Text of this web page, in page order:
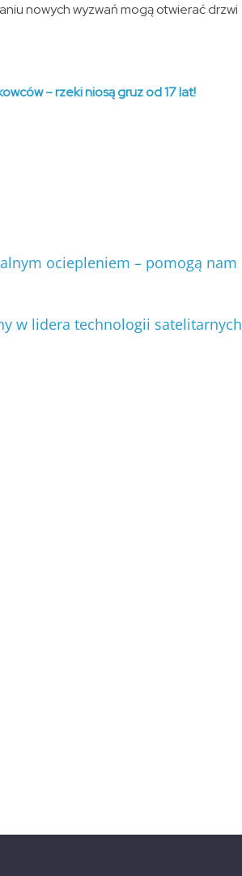
nowych wyzwań mogą otwierać drzwi
– rzeki niosą gruz od 17 lat!
ociepleniem – pomogą nam
w lidera technologii satelitarnych